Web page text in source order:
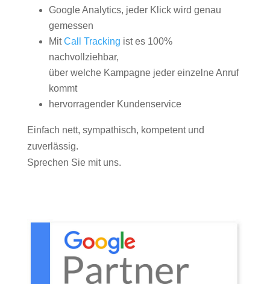
Google Analytics, jeder Klick wird genau
gemessen
MitCall Tracking ist es 100%
nachvollziehbar,
über welche Kampagne jeder einzelne Anruf
kommt
hervorragender Kundenservice
Einfach nett, sympathisch, kompetent und
zuverlässig.
Sprechen Sie mit uns.